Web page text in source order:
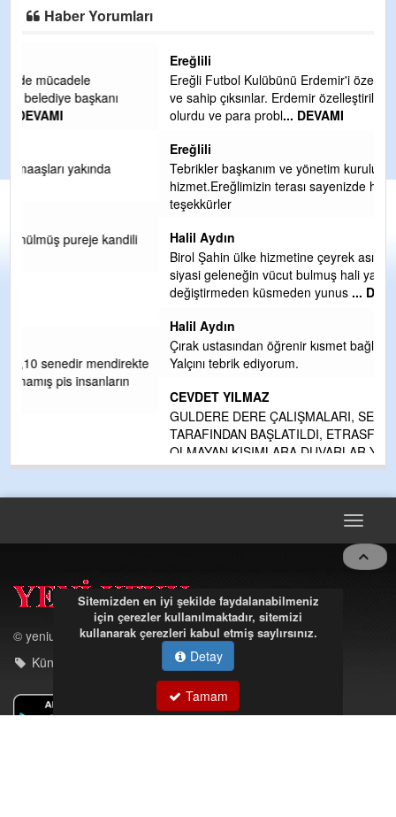
Haber Yorumları
Ereğli Futbol Kulübünü Erdemir'i özelleştirenler düşünsün
ve sahip çıksınlar. Erdemir özelleştirilmeseydi sponsor
olurdu ve para probl
... DEVAMI
Tebrikler başkanım ve yönetim kurulu, güzel bir
hizmet.Ereğlimizin terası sayenizde huzur ve ahlak bulacak
Halil Aydın
Birol Şahin ülke hizmetine çeyrek asır damgasını vurmuş
siyasi geleneğin vücut bulmuş hali yalpalamadan saf
değiştirmeden küsmeden yunus... DEVAMI
Çırak ustasından öğrenir kısmet bağlamayı... Ben İbrahim
Yalçını tebrik ediyorum.
GULDERE DERE ÇALIŞMALARI, SEKIZ YIL ÖNCE ALKAYA
TARAFINDAN BAŞLATILDI, ETRASFINDA YERLEŞİM YERI
OLMAYAN KISIMLARA DUVARLAR YAPILDI."BURADAK...
DEVAMI
Toggle
© yeniufuk.com.tr
Künye - iletişim
Sitemizden en iyi şekilde faydalanabilmeniz
için çerezler kullanılmaktadır, sitemizi
kullanarak çerezleri kabul etmiş saylırsınız.
Detay
Tamam